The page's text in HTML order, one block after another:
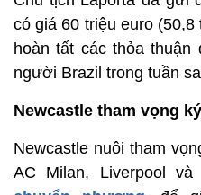
có giá 60 triệu euro
hoàn tất các thỏa
người Brazil trong tuần
Newcastle tham vọng
Newcastle nuôi tham
AC Milan, Liverpool và